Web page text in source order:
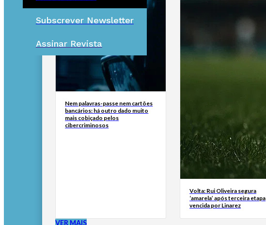
Subscrever Newsletter
Assinar Revista
Nem palavras-passe nem cartões
bancários: há outro dado muito
mais cobiçado pelos
cibercriminosos
Volta: Rui Oliveira segura
‘amarela’ após terceira etapa
vencida por Linarez
VER MAIS